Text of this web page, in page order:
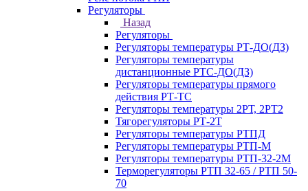
Регуляторы
Назад
Регуляторы
Регуляторы температуры РТ-ДО(ДЗ)
Регуляторы температуры
дистанционные РТС-ДО(ДЗ)
Регуляторы температуры прямого
действия РТ-ТС
Регуляторы температуры 2РТ, 2РT2
Тягорегуляторы РТ-2Т
Регуляторы температуры РТПД
Регуляторы температуры РТП-M
Регуляторы температуры РТП-32-2М
Терморегуляторы РТП 32-65 / РТП 50-
70